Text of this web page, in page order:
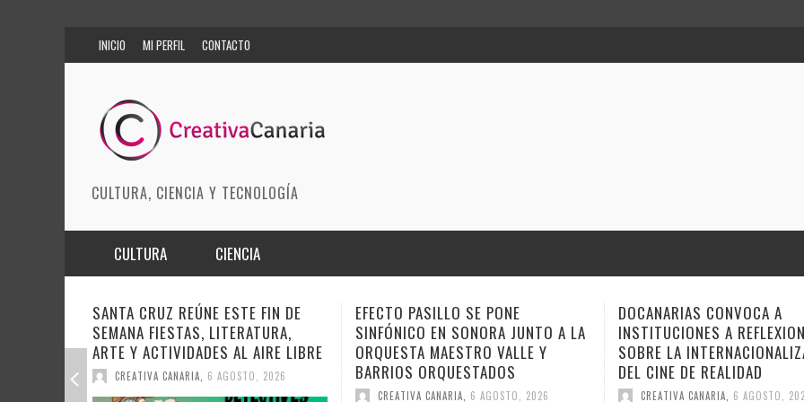
INICIO MI PERFIL CONTACTO
CULTURA, CIENCIA Y TECNOLOGÍA
CULTURA
ARTES ESCÉNICAS
MODA
CIENCIA
INNOVACIÓN
CIENCIAS DE LA TIERRA
EFECTO PASILLO SE PONE
SINFÓNICO EN SONORA JUNTO A LA
ORQUESTA MAESTRO VALLE Y
BARRIOS ORQUESTADOS
CREATIVA CANARIA, 6 AGOSTO, 2026
DOCANARIAS CONVOCA A
INSTITUCIONES A REFLEXIONAR
SOBRE LA INTERNACIONALIZACIÓN
DEL CINE DE REALIDAD
CREATIVA CANARIA 6 AGOSTO, 2026
ANA TOVAR, FIDEL GALBÁN Y
GEMAGE LLEVAN SUS
ESTE FIN DE SEMANA A
CUENTO
CREATIVA CANARIA 6 AGOSTO,